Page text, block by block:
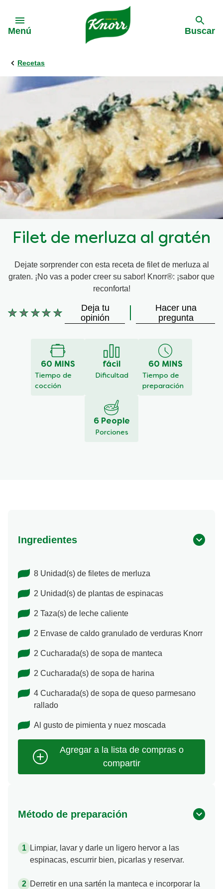
Menú Buscar
Recetas
Filet de merluza al gratén
Dejate sorprender con esta receta de filet de merluza al
graten. ¡No vas a poder creer su sabor! Knorr®: ¡sabor que
reconforta!
No
calificaciones
Deja tu
opinión
Hacer una
pregunta
60 MINS
Tiempo de
cocción
fácil
Dificultad
60 MINS
Tiempo de
preparación
6 People
Porciones
Ingredientes
8 Unidad(s) de filetes de merluza
2 Unidad(s) de plantas de espinacas
2 Taza(s) de leche caliente
2 Envase de caldo granulado de verduras Knorr
2 Cucharada(s) de sopa de manteca
2 Cucharada(s) de sopa de harina
4 Cucharada(s) de sopa de queso parmesano
rallado
Al gusto de pimienta y nuez moscada
Método de preparación
Limpiar, lavar y darle un ligero hervor a las
espinacas, escurrir bien, picarlas y reservar.
Derretir en una sartén la manteca e incorporar la